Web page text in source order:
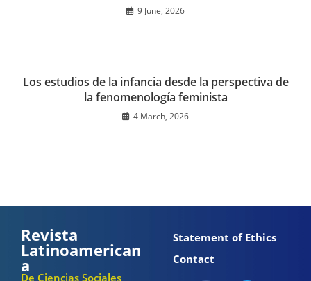
9 June, 2026
Los estudios de la infancia desde la perspectiva de
la fenomenología feminista
4 March, 2026
Revista
Latinoamerican
a
De Ciencias Sociales
Statement of Ethics
Contact